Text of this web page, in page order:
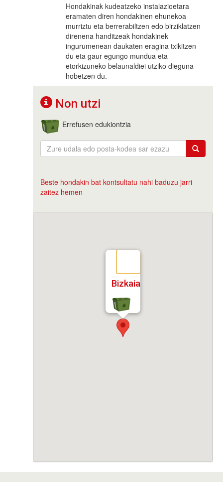
Hondakinak kudeatzeko instalazioetara
eramaten diren hondakinen ehunekoa
murriztu eta berrerabiltzen edo birziklatzen
direnena handitzeak hondakinek
ingurumenean daukaten eragina txikitzen
du eta gaur egungo mundua eta
etorkizuneko belaunaldiei utziko dieguna
hobetzen du.
Non utzi
Errefusen edukiontzia
Beste hondakin bat kontsultatu nahi baduzu jarri
zaitez hemen
Bizkaia